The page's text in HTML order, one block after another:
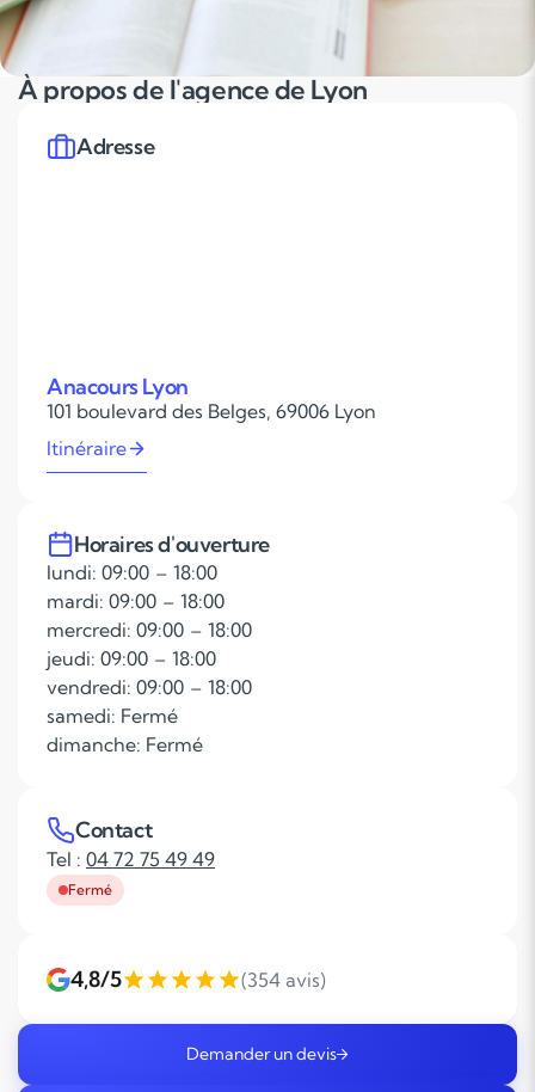
À propos de l'agence de Lyon
Adresse
Anacours Lyon
101 boulevard des Belges, 69006 Lyon
Itinéraire
Horaires d'ouverture
lundi: 09:00 – 18:00
mardi: 09:00 – 18:00
mercredi: 09:00 – 18:00
jeudi: 09:00 – 18:00
vendredi: 09:00 – 18:00
samedi: Fermé
dimanche: Fermé
Contact
Tel : 04 72 75 49 49
Fermé
4,8/5 (354 avis)
Demander un devis